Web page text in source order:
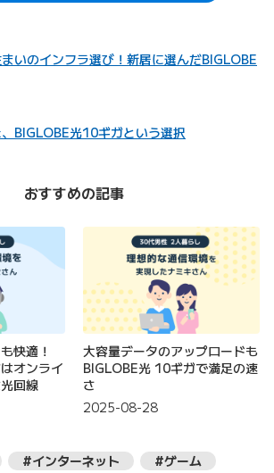
いのインフラ選び！新居に選んだBIGLOBE
BIGLOBE光10ギガという選択
おすすめの記事
快適！
オンライ
回線
大容量データのアップロードも
BIGLOBE光 10ギガで満足の速
さ
2025-08-28
#インターネット
#ゲーム